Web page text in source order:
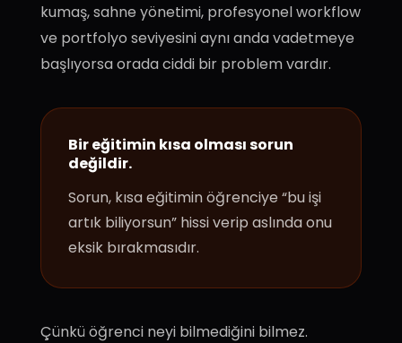
kumaş, sahne yönetimi, profesyonel workflow
ve portfolyo seviyesini aynı anda vadetmeye
başlıyorsa orada ciddi bir problem vardır.
Bir eğitimin kısa olması sorun
değildir.
Sorun, kısa eğitimin öğrenciye “bu işi
artık biliyorsun” hissi verip aslında onu
eksik bırakmasıdır.
Çünkü öğrenci neyi bilmediğini bilmez.